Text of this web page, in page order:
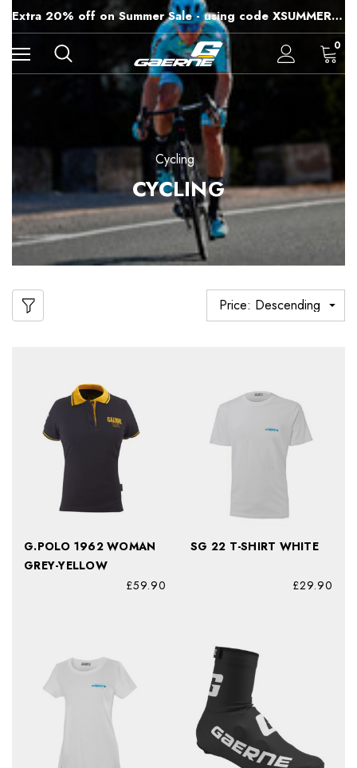
Extra 20% off on Summer Sale - using code XSUMMER2026
Free Shipping on all orders over 99£
15% off Sitewide - using code XSUMMER2026
0
Cycling
CYCLING
G.POLO 1962 WOMAN
GREY-YELLOW
£59.90
SG 22 T-SHIRT WHITE
£29.90